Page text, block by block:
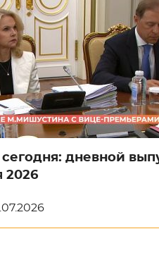
сегодня: дневной
2026